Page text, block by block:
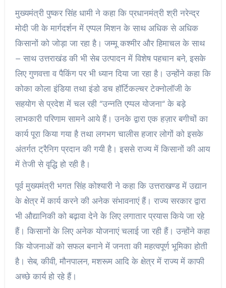
मुख्यमंत्री पुष्कर सिंह धामी ने कहा कि प्रधानमंत्री श्री नरेन्द्र
मोदी जी के मार्गदर्शन में एप्पल मिशन के साथ अधिक से अधिक
किसानों को जोड़ा जा रहा है। जम्मू कश्मीर और हिमाचल के साथ
– साथ उत्तराखंड की भी सेब उत्पादन में विशेष पहचान बने, इसके
लिए गुणवत्ता व पैकिंग पर भी ध्यान दिया जा रहा है। उन्होंने कहा कि
कोका कोला इंडिया तथा इंडो डच हॉर्टिकल्चर टेक्नोलॉजी के
सहयोग से प्रदेश में चल रही “उन्नति एप्पल योजना“ के बड़े
लाभकारी परिणाम सामने आये हैं। उनके द्वारा एक हज़ार बगीचों का
कार्य पूरा किया गया है तथा लगभग चालीस हजार लोगों को इसके
अंतर्गत ट्रैनिग प्रदान की गयी है। इससे राज्य में किसानों की आय
में तेजी से वृद्धि हो रही है।
पूर्व मुख्यमंत्री भगत सिंह कोश्यारी ने कहा कि उत्तराखण्ड में उद्यान
के क्षेत्र में कार्य करने की अनेक संभावनाएं हैं। राज्य सरकार द्वारा
भी औद्यानिकी को बढ़ावा देने के लिए लगातार प्रयास किये जा रहे
हैं। किसानों के लिए अनेक योजनाएं चलाई जा रही हैं। उन्होंने कहा
कि योजनाओं को सफल बनाने में जनता की महत्वपूर्ण भूमिका होती
है। सेब, कीवी, मौनपालन, मशरूम आदि के क्षेत्र में राज्य में काफी
अच्छे कार्य हो रहे हैं।